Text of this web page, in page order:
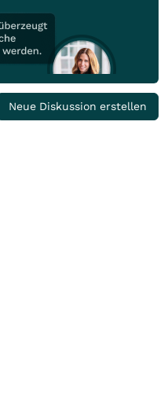
Neue Diskussion erstellen